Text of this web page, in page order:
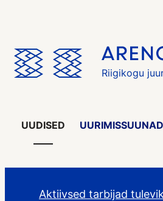
Riigikogu
UUDISED UURIMISSUUNAD
Aktiivsed tarbijad